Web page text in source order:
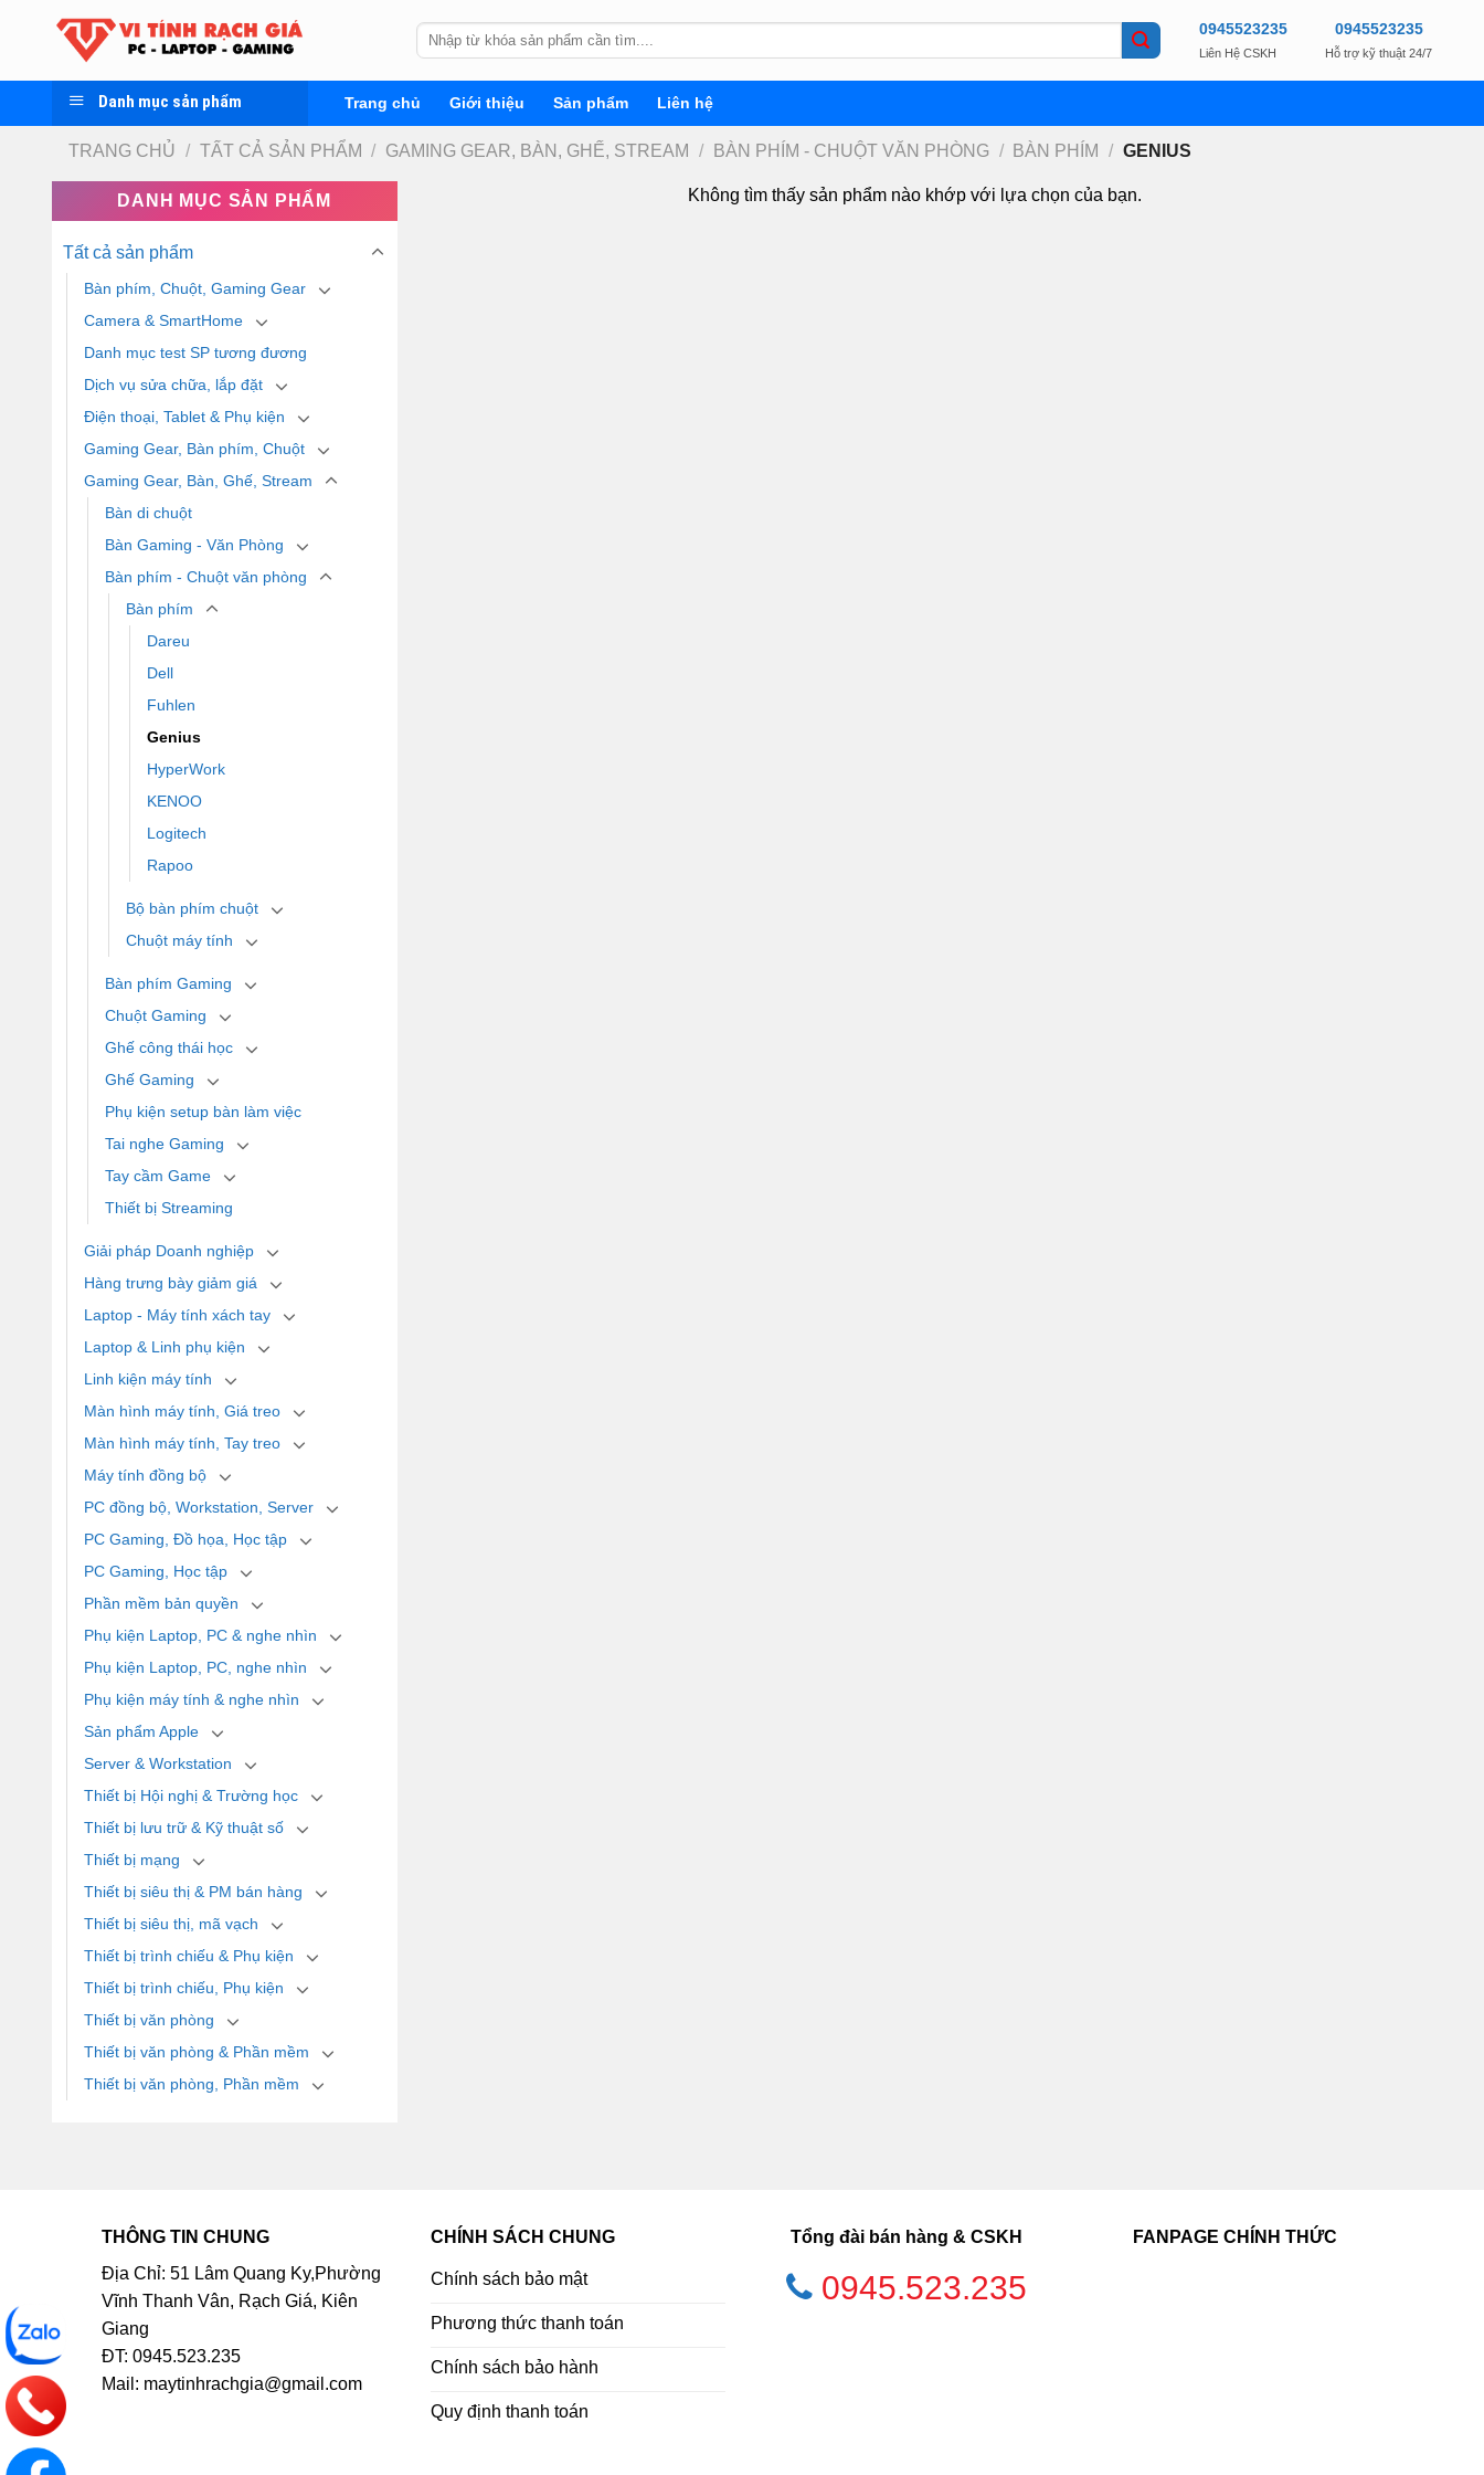
Tìm
kiếm:
0945523235
Liên Hệ CSKH
0945523235
Hỗ trợ kỹ thuật 24/7
Danh mục sản phẩm Trang chủ Giới thiệu Sản phẩm Liên hệ
TRANG CHỦ / TẤT CẢ SẢN PHẨM / GAMING GEAR, BÀN, GHẾ, STREAM / BÀN PHÍM - CHUỘT VĂN PHÒNG / BÀN PHÍM / GENIUS
DANH MỤC SẢN PHẨM
Tất cả sản phẩm
Bàn phím, Chuột, Gaming Gear
Camera & SmartHome
Danh mục test SP tương đương
Dịch vụ sửa chữa, lắp đặt
Điện thoại, Tablet & Phụ kiện
Gaming Gear, Bàn phím, Chuột
Gaming Gear, Bàn, Ghế, Stream
Bàn di chuột
Bàn Gaming - Văn Phòng
Bàn phím - Chuột văn phòng
Bàn phím
Dareu
Dell
Fuhlen
Genius
HyperWork
KENOO
Logitech
Rapoo
Bộ bàn phím chuột
Chuột máy tính
Bàn phím Gaming
Chuột Gaming
Ghế công thái học
Ghế Gaming
Phụ kiện setup bàn làm việc
Tai nghe Gaming
Tay cầm Game
Thiết bị Streaming
Giải pháp Doanh nghiệp
Hàng trưng bày giảm giá
Laptop - Máy tính xách tay
Laptop & Linh phụ kiện
Linh kiện máy tính
Màn hình máy tính, Giá treo
Màn hình máy tính, Tay treo
Máy tính đồng bộ
PC đồng bộ, Workstation, Server
PC Gaming, Đồ họa, Học tập
PC Gaming, Học tập
Phần mềm bản quyền
Phụ kiện Laptop, PC & nghe nhìn
Phụ kiện Laptop, PC, nghe nhìn
Phụ kiện máy tính & nghe nhìn
Sản phẩm Apple
Server & Workstation
Thiết bị Hội nghị & Trường học
Thiết bị lưu trữ & Kỹ thuật số
Thiết bị mạng
Thiết bị siêu thị & PM bán hàng
Thiết bị siêu thị, mã vạch
Thiết bị trình chiếu & Phụ kiện
Thiết bị trình chiếu, Phụ kiện
Thiết bị văn phòng
Thiết bị văn phòng & Phần mềm
Thiết bị văn phòng, Phần mềm
Không tìm thấy sản phẩm nào khớp với lựa chọn của bạn.
THÔNG TIN CHUNG
Địa Chỉ: 51 Lâm Quang Ky,Phường
Vĩnh Thanh Vân, Rạch Giá, Kiên
Giang
ĐT: 0945.523.235
Mail: maytinhrachgia@gmail.com
CHÍNH SÁCH CHUNG
Chính sách bảo mật
Phương thức thanh toán
Chính sách bảo hành
Quy định thanh toán
Tổng đài bán hàng & CSKH
0945.523.235
FANPAGE CHÍNH THỨC